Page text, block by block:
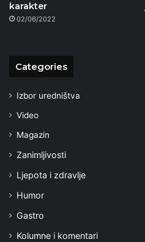
karakter
02/06/2022
Categories
Izbor uredništva
Video
Magazin
Zanimljivosti
Ljepota i zdravlje
Humor
Gastro
Kolumne i komentari